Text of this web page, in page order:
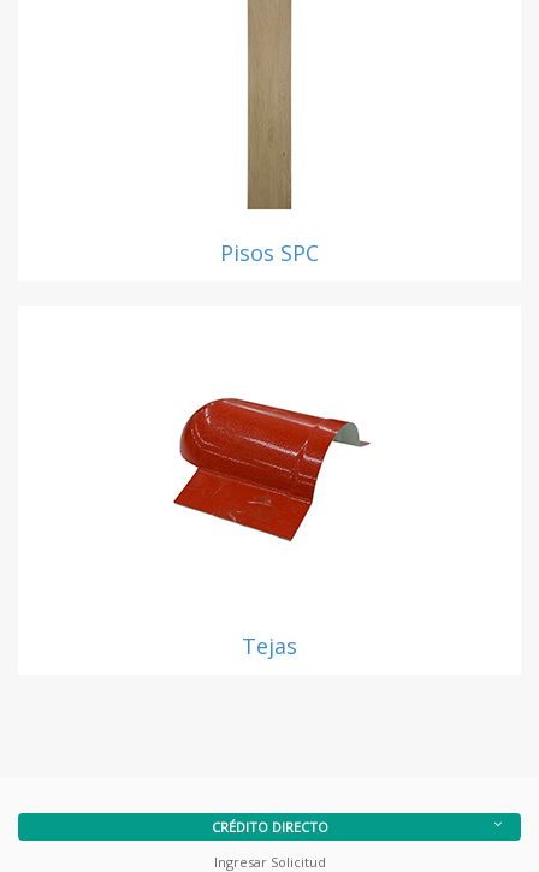
Pisos SPC
Tejas
CRÉDITO DIRECTO
Ingresar Solicitud